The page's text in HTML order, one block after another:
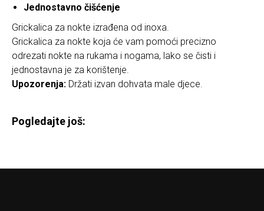
Jednostavno čišćenje
Grickalica za nokte izrađena od inoxa.
Grickalica za nokte koja će vam pomoći precizno
odrezati nokte na rukama i nogama, lako se čisti i
jednostavna je za korištenje.
Upozorenja: Držati izvan dohvata male djece.
Pogledajte još: